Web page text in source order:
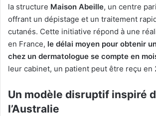
la structure Maison Abeille, un centre
offrant un dépistage et un traitement
cutanés. Cette initiative répond à une
en France, le délai moyen pour obtenir
chez un dermatologue se compte en
leur cabinet, un patient peut être reçu en
Un modèle disruptif inspiré
l’Australie